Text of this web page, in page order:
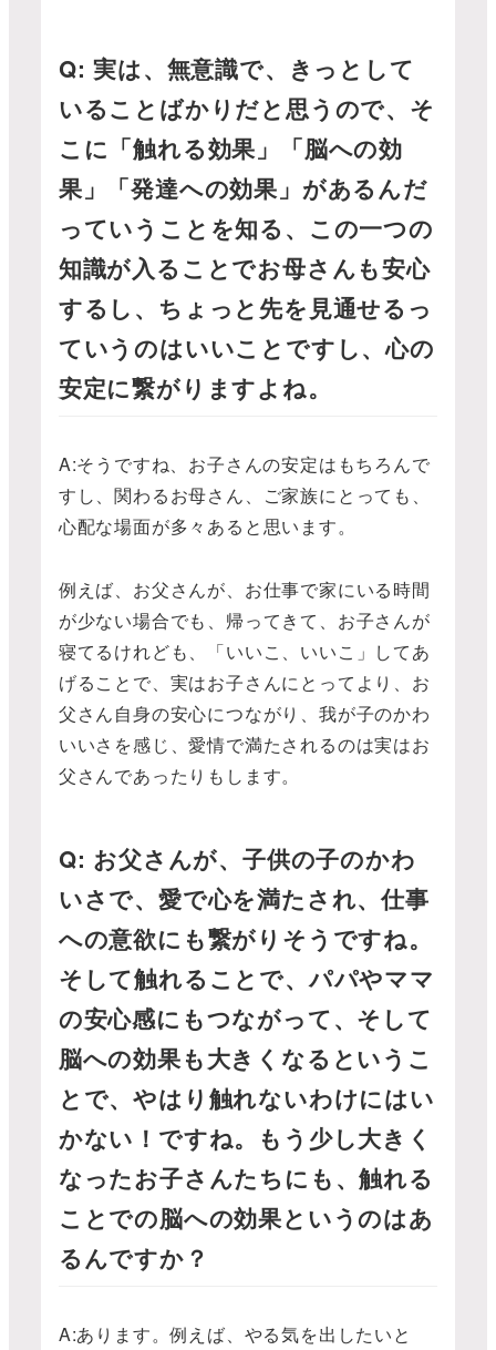
Q: 実は、無意識で、きっとして
いることばかりだと思うので、そ
こに「触れる効果」「脳への効
果」「発達への効果」があるんだ
っていうことを知る、この一つの
知識が入ることでお母さんも安心
するし、ちょっと先を見通せるっ
ていうのはいいことですし、心の
安定に繋がりますよね。
A:そうですね、お子さんの安定はもちろんで
すし、関わるお母さん、ご家族にとっても、
心配な場面が多々あると思います。
例えば、お父さんが、お仕事で家にいる時間
が少ない場合でも、帰ってきて、お子さんが
寝てるけれども、「いいこ、いいこ」してあ
げることで、実はお子さんにとってより、お
父さん自身の安心につながり、我が子のかわ
いいさを感じ、愛情で満たされるのは実はお
父さんであったりもします。
Q: お父さんが、子供の子のかわ
いさで、愛で心を満たされ、仕事
への意欲にも繋がりそうですね。
そして触れることで、パパやママ
の安心感にもつながって、そして
脳への効果も大きくなるというこ
とで、やはり触れないわけにはい
かない！ですね。もう少し大きく
なったお子さんたちにも、触れる
ことでの脳への効果というのはあ
るんですか？
A:あります。例えば、やる気を出したいと